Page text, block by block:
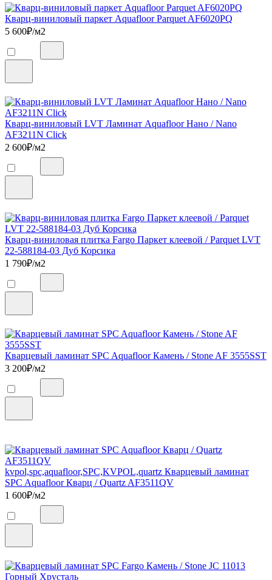
Кварц-виниловый паркет Aquafloor Parquet AF6020PQ
5 600₽/м2
Кварц-виниловый LVT Ламинат Aquafloor Нано / Nano
AF3211N Click
2 600₽/м2
Кварц-виниловая плитка Fargo Паркет клеевой / Parquet LVT
22-588184-03 Дуб Корсика
1 790₽/м2
Кварцевый ламинат SPC Aquafloor Камень / Stone AF 3555SST
3 200₽/м2
kvpol,spc,aquafloor,SPC,KVPOL,quartz Кварцевый ламинат
SPC Aquafloor Кварц / Quartz AF3511QV
1 600₽/м2